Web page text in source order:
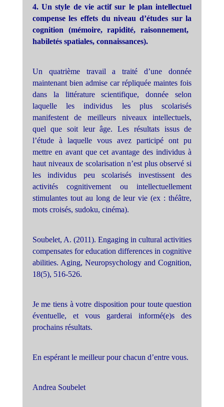
4. Un style de vie actif sur le plan intellectuel
compense les effets du niveau d’études sur la
cognition (mémoire, rapidité, raisonnement,
habiletés spatiales, connaissances).
Un quatrième travail a traité d’une donnée
maintenant bien admise car répliquée maintes fois
dans la littérature scientifique, donnée selon
laquelle les individus les plus scolarisés
manifestent de meilleurs niveaux intellectuels,
quel que soit leur âge. Les résultats issus de
l’étude à laquelle vous avez participé ont pu
mettre en avant que cet avantage des individus à
haut niveaux de scolarisation n’est plus observé si
les individus peu scolarisés investissent des
activités cognitivement ou intellectuellement
stimulantes tout au long de leur vie (ex : théâtre,
mots croisés, sudoku, cinéma).
Soubelet, A. (2011). Engaging in cultural activities
compensates for education differences in cognitive
abilities. Aging, Neuropsychology and Cognition,
18(5), 516-526.
Je me tiens à votre disposition pour toute question
éventuelle, et vous garderai informé(e)s des
prochains résultats.
En espérant le meilleur pour chacun d’entre vous.
Andrea Soubelet